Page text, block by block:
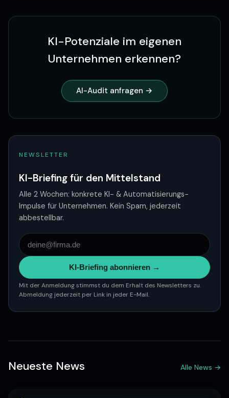
KI-Potenziale im eigenen
Unternehmen erkennen?
AI-Audit anfragen →
NEWSLETTER
KI-Briefing für den Mittelstand
Alle 2 Wochen: konkrete KI- & Automatisierungs-
Impulse für Unternehmen. Kein Spam, jederzeit
abbestellbar.
KI-Briefing abonnieren →
Mit der Anmeldung stimmst du dem Erhalt des Newsletters zu.
Abmeldung jederzeit per Link in jeder E-Mail.
Neueste News Alle News →